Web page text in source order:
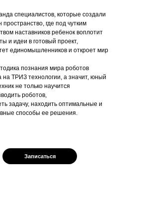
специалистов, которые создали
где под чутким
наставников ребенок воплотит
и идеи в готовый проект,
единомышленников и откроет мир
познания мира роботов
на ТРИЗ технологии, а значит, юный
не только научится
роботов,
задачу, находить оптимальные и
способы ее решения.
Записаться